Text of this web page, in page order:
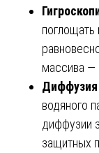
поглощать
массива —
Диффузия
водяного
диффузии
защитных